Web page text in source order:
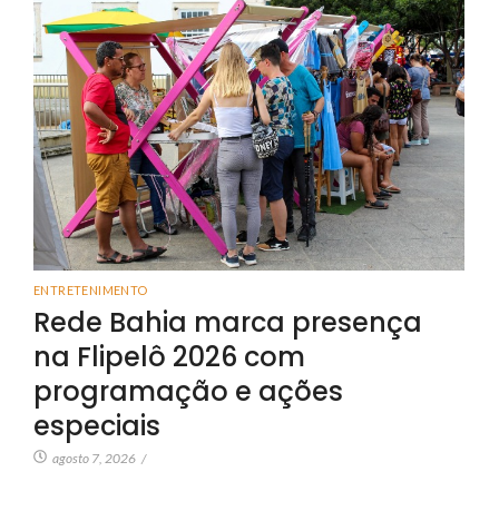
ENTRETENIMENTO
Rede Bahia marca presença
na Flipelô 2026 com
programação e ações
especiais
agosto 7, 2026 /